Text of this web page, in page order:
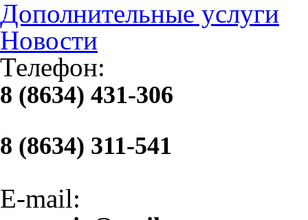
Дополнительные услуги
Новости
Телефон:
8 (8634) 431-306
8 (8634) 311-541
E-mail: